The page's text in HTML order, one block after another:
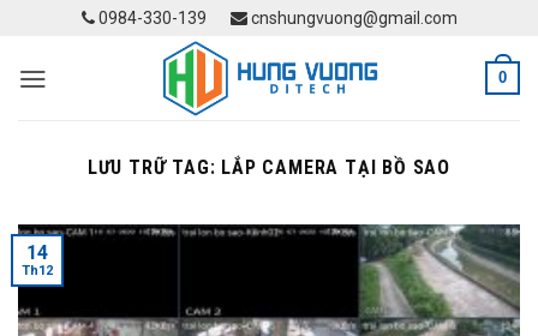
content
0984-330-139 cnshungvuong@gmail.com
0
LƯU TRỮ TAG: LẮP CAMERA TẠI BỒ SAO
14
Th12